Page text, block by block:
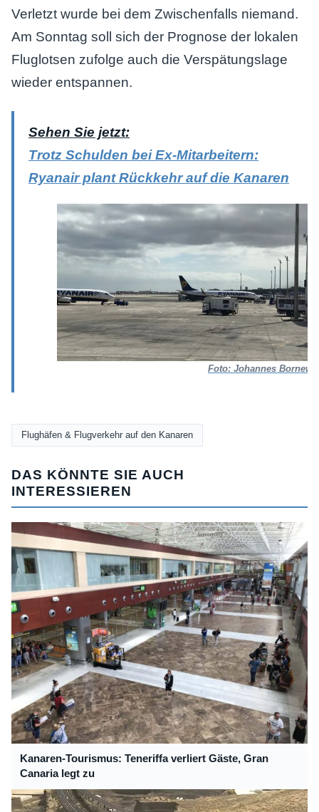
Verletzt wurde bei dem Zwischenfalls niemand.
Am Sonntag soll sich der Prognose der lokalen
Fluglotsen zufolge auch die Verspätungslage
wieder entspannen.
Sehen Sie jetzt:
Trotz Schulden bei Ex-Mitarbeitern:
Ryanair plant Rückkehr auf die Kanaren
Foto: Johannes
Flughäfen & Flugverkehr auf den Kanaren
DAS KÖNNTE SIE AUCH
INTERESSIEREN
Kanaren-Tourismus: Teneriffa verliert Gäste, Gran
Canaria legt zu